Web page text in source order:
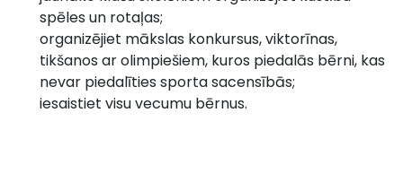
spēles un rotaļas;
organizējiet mākslas konkursus, viktorīnas,
tikšanos ar olimpiešiem, kuros piedalās bērni, kas
nevar piedalīties sporta sacensībās;
iesaistiet visu vecumu bērnus.